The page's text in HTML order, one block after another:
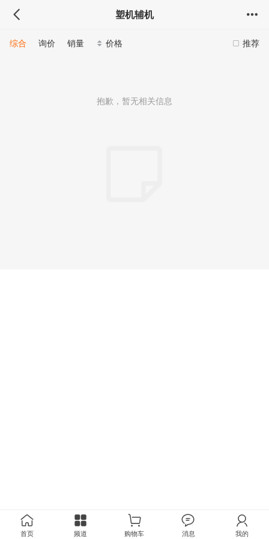
塑机辅机
推荐
综合 询价 销量 价格
抱歉，暂无相关信息
首页 频道 购物车 消息 我的